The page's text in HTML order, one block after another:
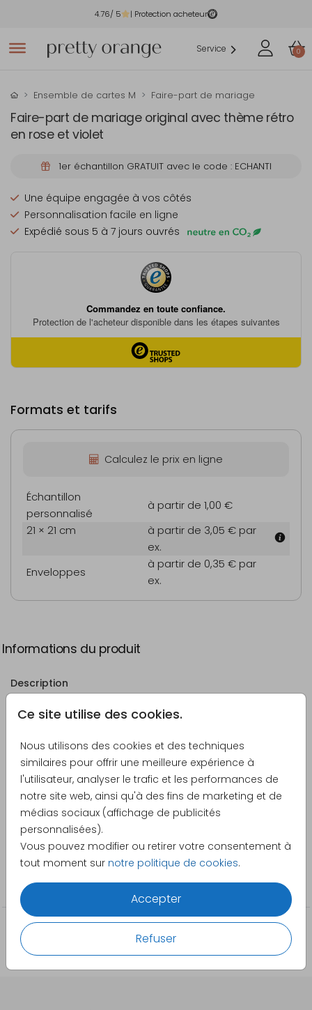
4.76/ 5 | Protection acheteur
Service 0
Ce site utilise des cookies.
Nous utilisons des cookies et des techniques
similaires pour offrir une meilleure expérience à
l'utilisateur, analyser le trafic et les performances de
notre site web, ainsi qu'à des fins de marketing et de
médias sociaux (affichage de publicités
personnalisées).
Vous pouvez modifier ou retirer votre consentement à
tout moment sur notre politique de cookies.
Accepter
Refuser
Ensemble de cartes M Faire-part de mariage
Faire-part de mariage original avec thème rétro
en rose et violet
1er échantillon GRATUIT avec le code : ECHANTI
Une équipe engagée à vos côtés
Personnalisation facile en ligne
Expédié sous 5 à 7 jours ouvrés
Formats et tarifs
Calculez le prix en ligne
Échantillon
personnalisé
à partir de 1,00 €
21 × 21 cm
à partir de 3,05 € par
ex.
Enveloppes
à partir de 0,35 € par
ex.
Informations du produit
Description
Format de l'enveloppe;: 12 x 18 cm
Veuillez noter que le matériel d'assemblage doit être
commandé séparément. Exprimez votre créativité en
choisissant letrombonequi unira ces trois cartes.
Cette touche personnelle ajoutera un charme unique
à votre annonce.
Voir plus
Créateur
Made for Moments
Catégorie
Faire-part de mariage